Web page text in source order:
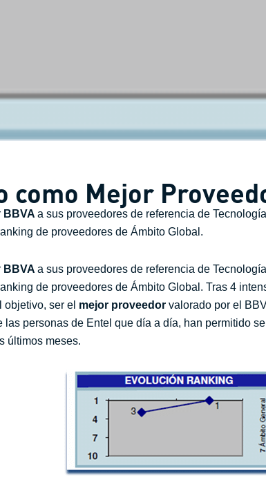
como Mejor
BBVA a sus proveedores de referencia de
de proveedores de Ámbito Global.
BBVA a sus proveedores de referencia de
de proveedores de Ámbito Global. Tras 4
ser el mejor proveedor valorado por el
las personas de Entel que día a día, han permitido
últimos meses.